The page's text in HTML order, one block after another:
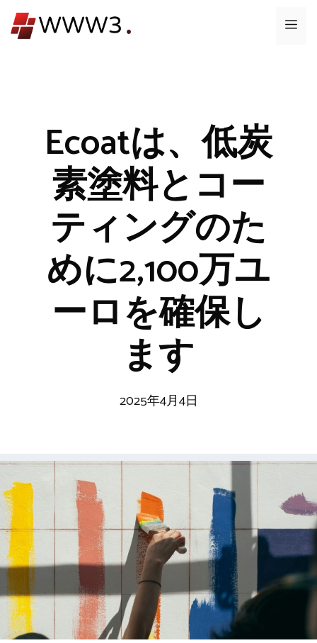
ン
メ
Ecoatは、低炭
素塗料とコー
ティングのた
めに2,100万ユ
ーロを確保し
ます
2025年4月4日